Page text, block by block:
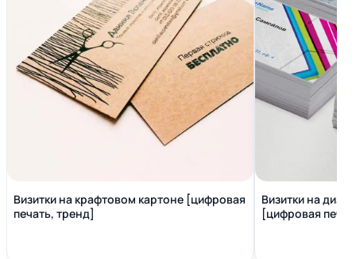
Визитки на крафтовом картоне [цифровая
печать, тренд]
Визитки на
[цифровая